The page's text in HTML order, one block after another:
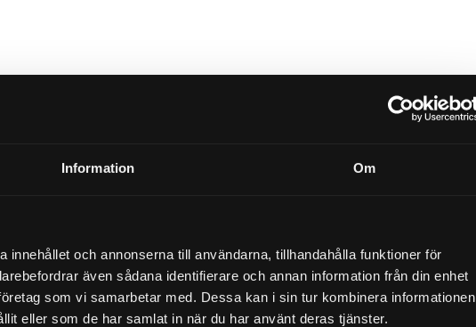
Information Om
innehållet och annonserna till användarna, tillhandahålla funktioner för
även sådana identifierare och annan information från din enhet
som vi samarbetar med. Dessa kan i sin tur kombinera informationen
eller som de har samlat in när du har använt deras tjänster.